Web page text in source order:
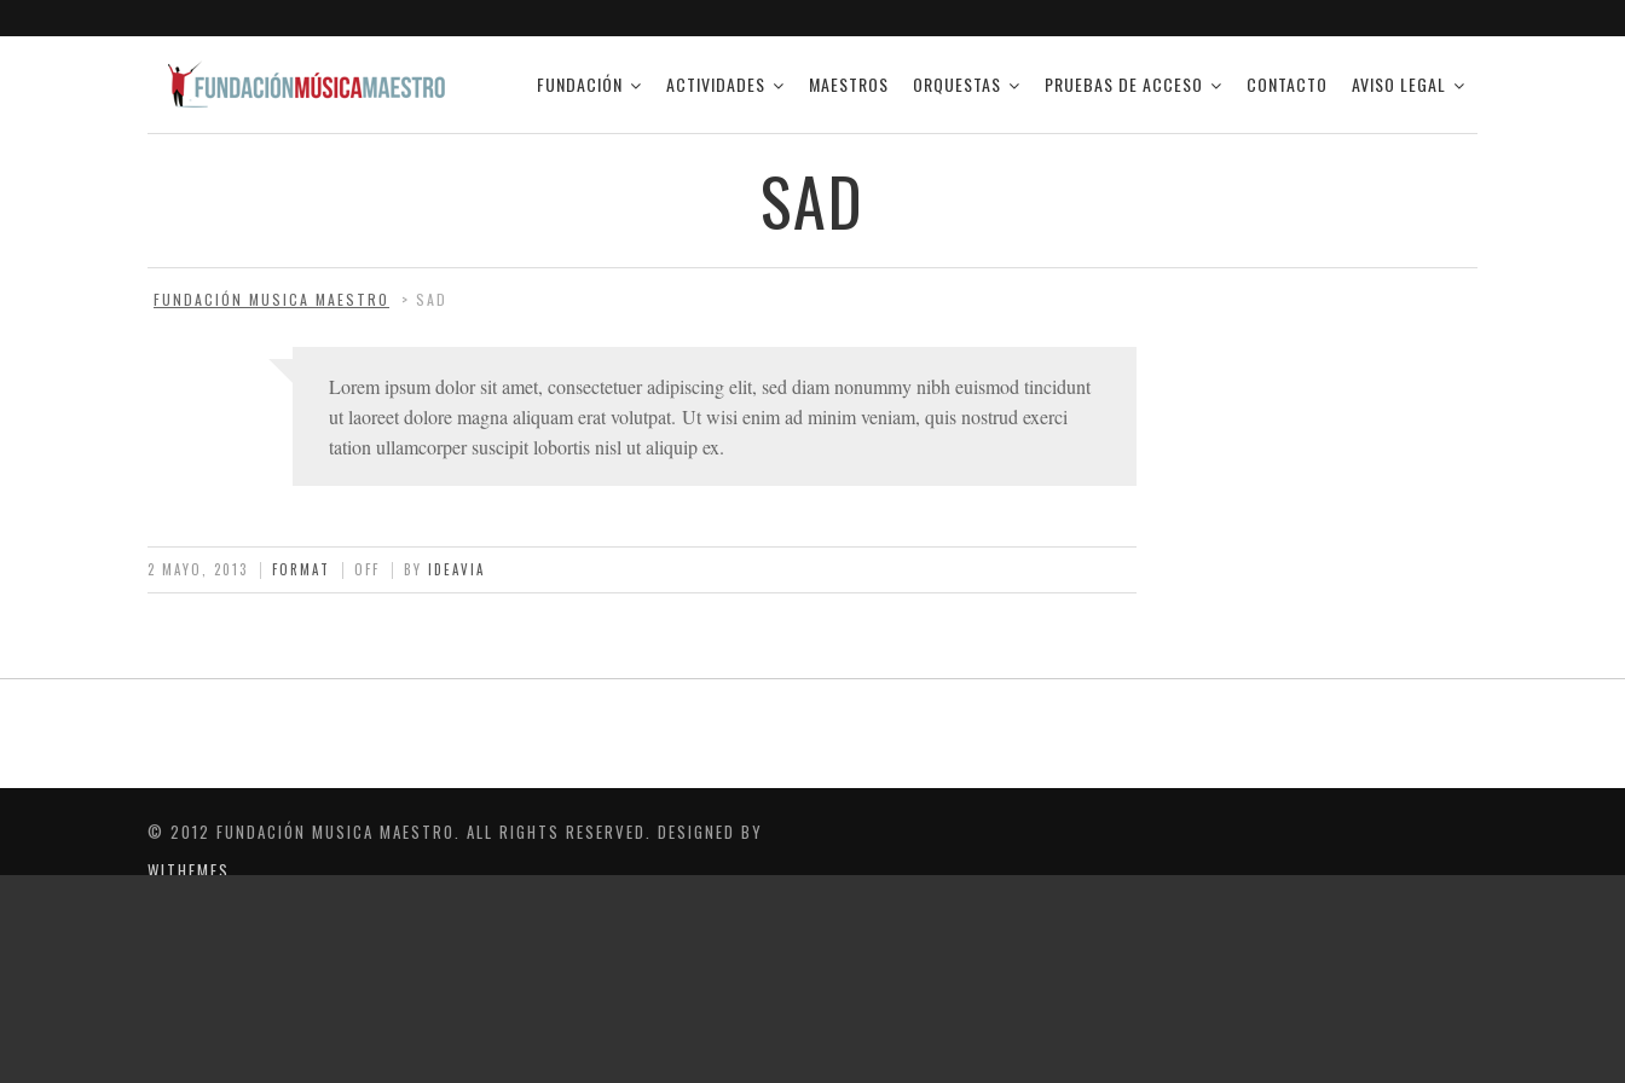
FUNDACIÓN ACTIVIDADES MAESTROS ORQUESTAS PRUEBAS DE ACCESO CONTACTO AVISO LEGAL
SAD
FUNDACIÓN MUSICA MAESTRO > SAD
Lorem ipsum dolor sit amet, consectetuer adipiscing elit, sed diam nonummy nibh euismod tincidunt
ut laoreet dolore magna aliquam erat volutpat. Ut wisi enim ad minim veniam, quis nostrud exerci
tation ullamcorper suscipit lobortis nisl ut aliquip ex.
2 MAYO, 2013 FORMAT OFF BY IDEAVIA
© 2012 FUNDACIÓN MUSICA MAESTRO. ALL RIGHTS RESERVED. DESIGNED BY
WITHEMES